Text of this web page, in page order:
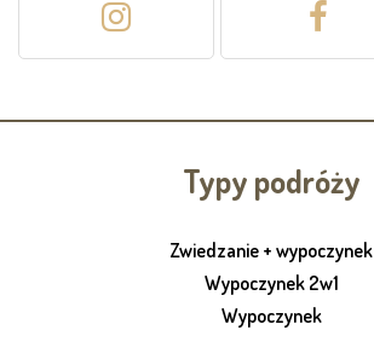
Typy podróży
Zwiedzanie + wypoczynek
Wypoczynek 2w1
Wypoczynek